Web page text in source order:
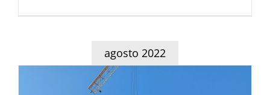
agosto 2022